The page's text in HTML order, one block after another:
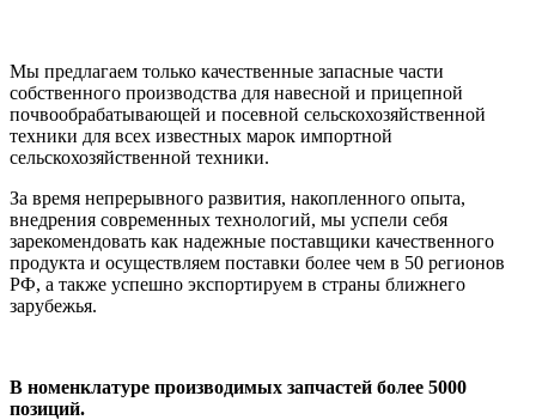
Мы предлагаем только качественные запасные части
собственного производства для навесной и прицепной
почвообрабатывающей и посевной сельскохозяйственной
техники для всех известных марок импортной
сельскохозяйственной техники.
За время непрерывного развития, накопленного опыта,
внедрения современных технологий, мы успели себя
зарекомендовать как надежные поставщики качественного
продукта и осуществляем поставки более чем в 50 регионов
РФ, а также успешно экспортируем в страны ближнего
зарубежья.
В номенклатуре производимых запчастей более 5000
позиций.